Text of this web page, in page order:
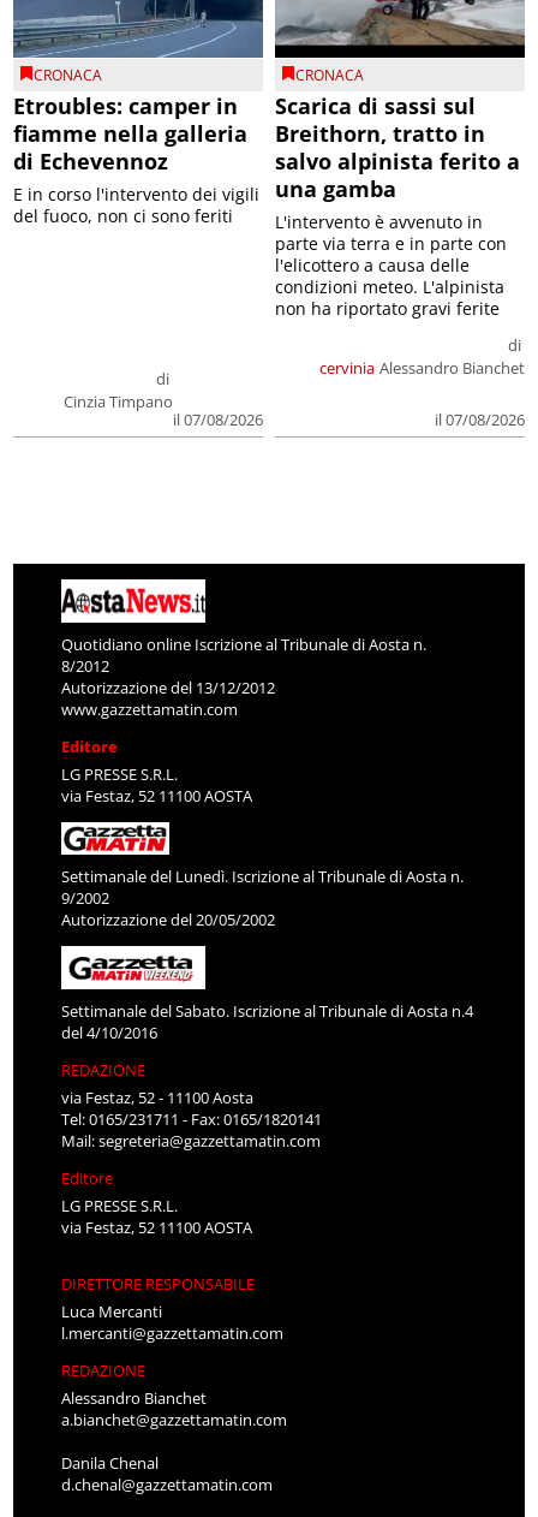
CRONACA
Etroubles: camper in
fiamme nella galleria
di Echevennoz
di
Cinzia Timpano
il 07/08/2026
E in corso l'intervento dei vigili
del fuoco, non ci sono feriti
CRONACA
Scarica di sassi sul
Breithorn, tratto in
salvo alpinista ferito a
una gamba
cervinia
di
Alessandro Bianchet
il 07/08/2026
L'intervento è avvenuto in
parte via terra e in parte con
l'elicottero a causa delle
condizioni meteo. L'alpinista
non ha riportato gravi ferite
Quotidiano online Iscrizione al Tribunale di Aosta n.
8/2012
Autorizzazione del 13/12/2012
www.gazzettamatin.com
Editore
LG PRESSE S.R.L.
via Festaz, 52 11100 AOSTA
Settimanale del Lunedì. Iscrizione al Tribunale di Aosta n.
9/2002
Autorizzazione del 20/05/2002
Settimanale del Sabato. Iscrizione al Tribunale di Aosta n.4
del 4/10/2016
REDAZIONE
via Festaz, 52 - 11100 Aosta
Tel: 0165/231711 - Fax: 0165/1820141
Mail:segreteria@gazzettamatin.com
Editore
LG PRESSE S.R.L.
via Festaz, 52 11100 AOSTA
DIRETTORE RESPONSABILE
Luca Mercanti
l.mercanti@gazzettamatin.com
REDAZIONE
Alessandro Bianchet
a.bianchet@gazzettamatin.com
Danila Chenal
d.chenal@gazzettamatin.com